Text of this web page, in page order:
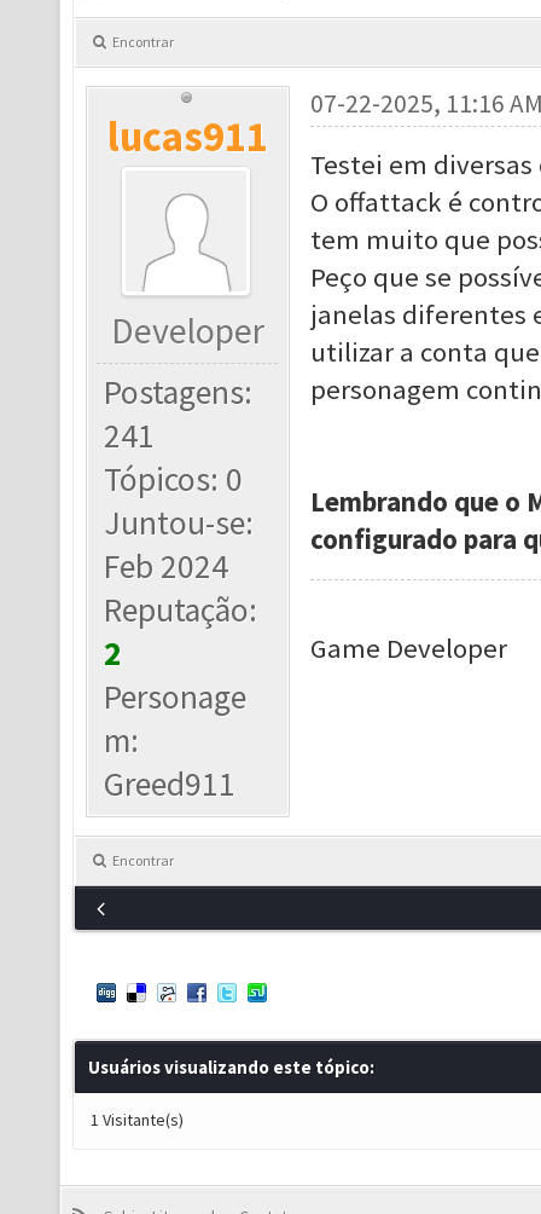
Encontrar
lucas911
Developer
Postagens:
241
Tópicos: 0
Juntou-se:
Feb 2024
Reputação:
2
Personage
m:
Greed911
07-22-2025, 11:16
Testei em
O offattack é
tem muito que
Peço que se
janelas diferentes
utilizar a conta
personagem
Lembrando que o
configurado para
Game Developer
Encontrar
Usuários visualizando este tópico:
1 Visitante(s)